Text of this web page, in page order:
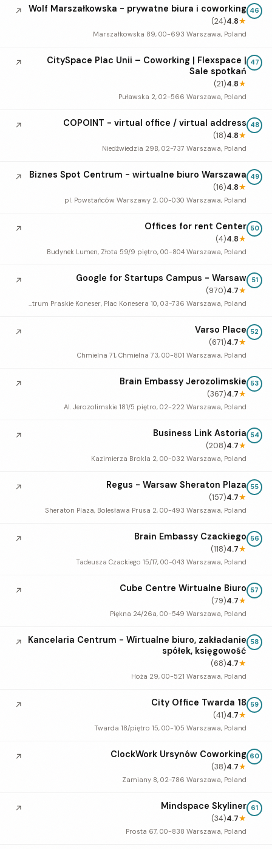
46
Wolf Marszałkowska - prywatne biura i coworking
★
4.8
(24)
Marszałkowska 89, 00-693 Warszawa, Poland
↗
47
CitySpace Plac Unii – Coworking | Flexspace |
Sale spotkań
★
4.8
(21)
Puławska 2, 02-566 Warszawa, Poland
↗
48
COPOINT - virtual office / virtual address
★
4.8
(18)
Niedźwiedzia 29B, 02-737 Warszawa, Poland
↗
49
Biznes Spot Centrum - wirtualne biuro Warszawa
★
4.8
(16)
pl. Powstańców Warszawy 2, 00-030 Warszawa, Poland
↗
50
Offices for rent Center
★
4.8
(4)
Budynek Lumen, Złota 59/9 piętro, 00-804 Warszawa, Poland
↗
51
Google for Startups Campus - Warsaw
★
4.7
(970)
↗
52
Varso Place
★
4.7
(671)
Chmielna 71, Chmielna 73, 00-801 Warszawa, Poland
↗
53
Brain Embassy Jerozolimskie
★
4.7
(367)
Al. Jerozolimskie 181/5 piętro, 02-222 Warszawa, Poland
↗
54
Business Link Astoria
★
4.7
(208)
Kazimierza Brokla 2, 00-032 Warszawa, Poland
↗
55
Regus - Warsaw Sheraton Plaza
★
4.7
(157)
Sheraton Plaza, Bolesława Prusa 2, 00-493 Warszawa, Poland
↗
56
Brain Embassy Czackiego
★
4.7
(118)
Tadeusza Czackiego 15/17, 00-043 Warszawa, Poland
↗
57
Cube Centre Wirtualne Biuro
★
4.7
(79)
Piękna 24/26a, 00-549 Warszawa, Poland
↗
58
Kancelaria Centrum - Wirtualne biuro, zakładanie
spółek, księgowość
★
4.7
(68)
Hoża 29, 00-521 Warszawa, Poland
↗
59
City Office Twarda 18
★
4.7
(41)
Twarda 18/piętro 15, 00-105 Warszawa, Poland
↗
60
ClockWork Ursynów Coworking
★
4.7
(38)
Zamiany 8, 02-786 Warszawa, Poland
↗
61
Mindspace Skyliner
★
4.7
(34)
Prosta 67, 00-838 Warszawa, Poland
↗